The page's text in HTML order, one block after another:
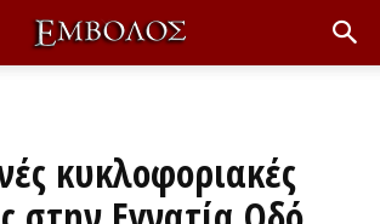
κυκλοφοριακές